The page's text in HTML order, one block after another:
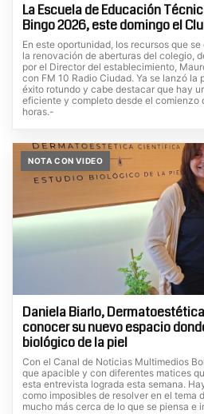
La Escuela de Educación
Bingo 2026, este domingo el
En este oportunidad, los recursos que
la renovación de aberturas del colegio,
por el Director del establecimiento,
con FM 10 Radio Ciudad. Ya se lanzó la
éxito rotundo y cabe destacar que hay
eficiente y completo desde el comienzo
horas.-
NOTA CON VIDEO
Daniela Biarlo,
conocer su nuevo espacio
biológico de la piel
Con el Canal de Noticias Multimedios
que apacible y con diferentes matices
esta entrevista lograda esta semana.
como imposibles de resolver en el tema
mucho más cerca de lo que se piensa e